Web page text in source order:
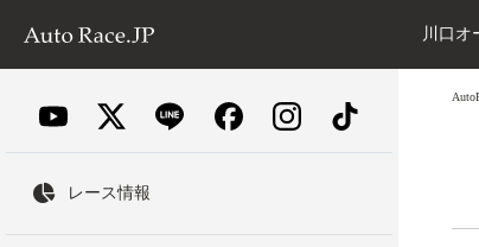
川口オ
レース情報